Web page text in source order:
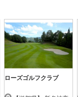
ローズゴルフクラブ